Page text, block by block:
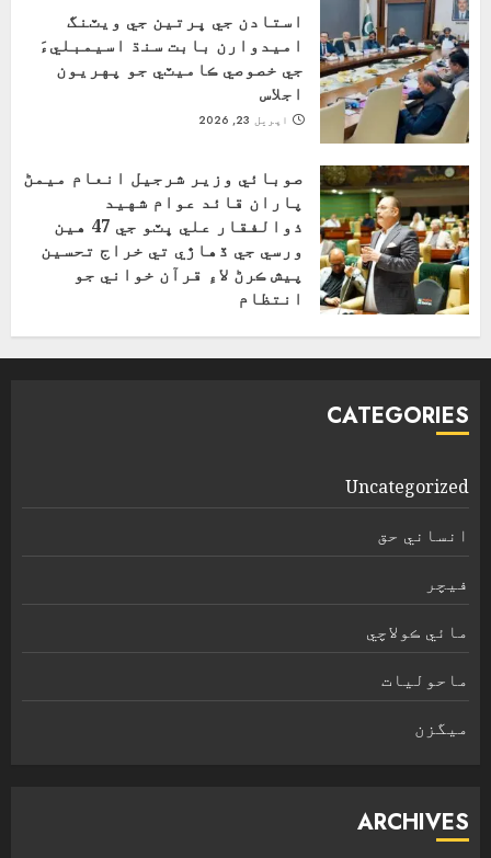
استادن جي ڀرتين جي ويٽنگ
اميدوارن بابت سنڌ اسيمبليءَ
جي خصوصي ڪاميٽي جو پهريون
اجلاس
اپریل 23, 2026
صوبائي وزير شرجيل انعام ميمڻ
پاران قائد عوام شهيد
ذوالفقار علي ڀٽو جي 47 هين
ورسي جي ڏهاڙي تي خراج تحسين
پيش ڪرڻ لاءِ قرآن خواني جو
انتظام
CATEGORIES
Uncategorized
انساني حق
فیچر
مائي ڪولاچي
ماحولیات
ميگزن
ARCHIVES